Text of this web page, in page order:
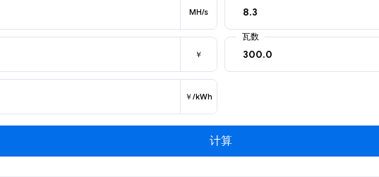
MH/s
￥
瓦数
￥/kWh
计算